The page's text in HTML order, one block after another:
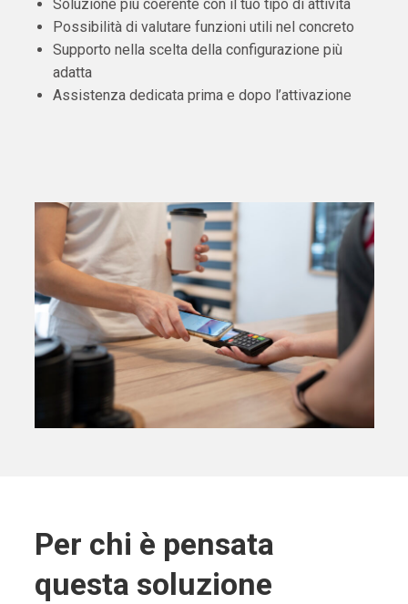
Soluzione più coerente con il tuo tipo di attività
Possibilità di valutare funzioni utili nel concreto
Supporto nella scelta della configurazione più
adatta
Assistenza dedicata prima e dopo l’attivazione
Per chi è pensata
questa soluzione